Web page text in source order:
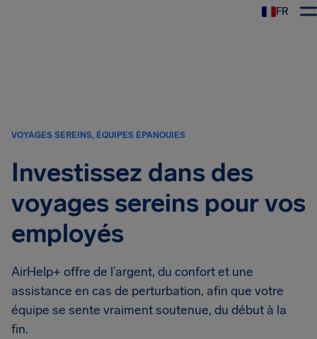
FR
VOYAGES SEREINS, ÉQUIPES ÉPANOUIES
Investissez dans des
voyages sereins pour vos
employés
AirHelp+ offre de l’argent, du confort et une
assistance en cas de perturbation, afin que votre
équipe se sente vraiment soutenue, du début à la
fin.